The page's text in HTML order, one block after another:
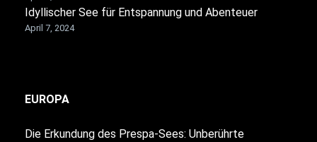
Idyllischer See für Entspannung und Abenteuer
April 7, 2024
EUROPA
Die Erkundung des Prespa-Sees: Unberührte